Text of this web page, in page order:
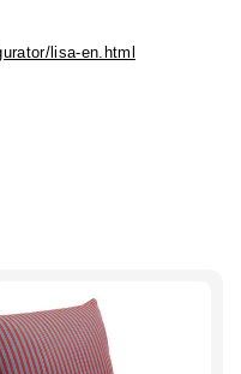
lisa-en.html